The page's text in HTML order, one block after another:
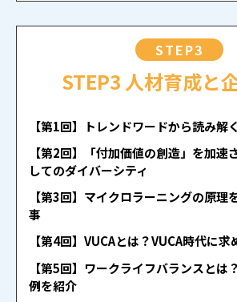
STEP3
STEP3 人材育成と
【第1回】トレンドワードから読み解
【第2回】「付加価値の創造」を加速
してのダイバーシティ
【第3回】マイクロラーニングの原理
事
【第4回】VUCAとは？VUCA時代に
【第5回】ワークライフバランスとは
例を紹介